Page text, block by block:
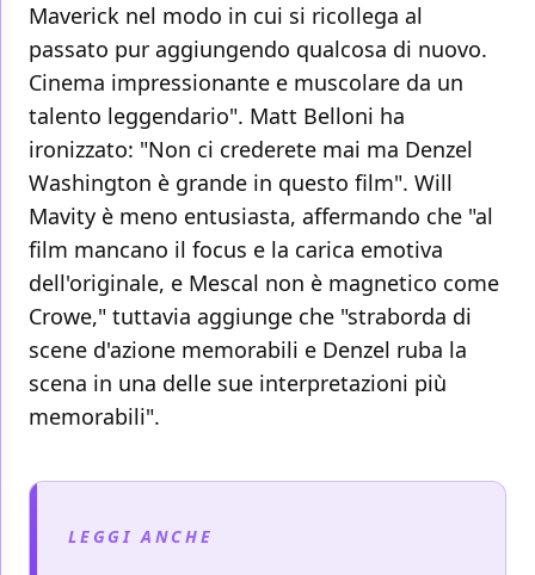
Maverick nel modo in cui si ricollega al
passato pur aggiungendo qualcosa di nuovo.
Cinema impressionante e muscolare da un
talento leggendario". Matt Belloni ha
ironizzato: "Non ci crederete mai ma Denzel
Washington è grande in questo film". Will
Mavity è meno entusiasta, affermando che "al
film mancano il focus e la carica emotiva
dell'originale, e Mescal non è magnetico come
Crowe," tuttavia aggiunge che "straborda di
scene d'azione memorabili e Denzel ruba la
scena in una delle sue interpretazioni più
memorabili".
LEGGI ANCHE